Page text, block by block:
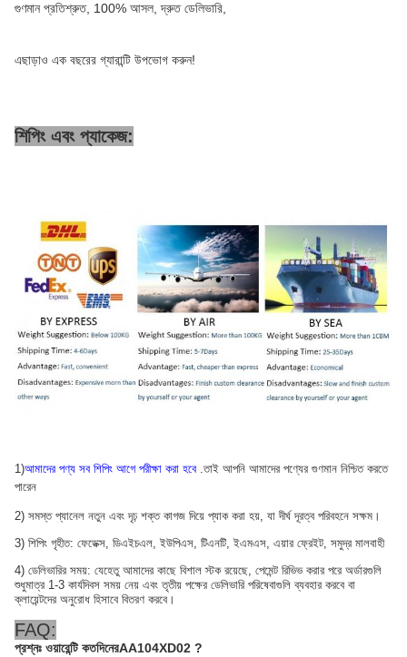
গুণমান প্রতিশ্রুত, 100% আসল, দ্রুত ডেলিভারি,
এছাড়াও এক বছরের গ্যারান্টি উপভোগ করুন!
শিপিং এবং প্যাকেজ:
1)আমাদের পণ্য সব শিপিং আগে পরীক্ষা করা হবে .তাই আপনি আমাদের পণ্যের গুণমান নিশ্চিত করতে
পারেন
2) সমস্ত প্যানেল নতুন এবং দৃঢ় শক্ত কাগজ দিয়ে প্যাক করা হয়, যা দীর্ঘ দূরত্ব পরিবহনে সক্ষম।
3) শিপিং গৃহীত: ফেডেক্স, ডিএইচএল, ইউপিএস, টিএনটি, ইএমএস, এয়ার ফ্রেইট, সমুদ্র মালবাহী
4) ডেলিভারির সময়: যেহেতু আমাদের কাছে বিশাল স্টক রয়েছে, পেমেন্ট রিভিভ করার পরে অর্ডারগুলি
শুধুমাত্র 1-3 কার্যদিবস সময় নেয় এবং তৃতীয় পক্ষের ডেলিভারি পরিষেবাগুলি ব্যবহার করবে বা
ক্লায়েন্টদের অনুরোধ হিসাবে বিতরণ করবে।
FAQ:
প্রশ্নঃ ওয়ারেন্টি কতদিনেরAA104XD02 ?